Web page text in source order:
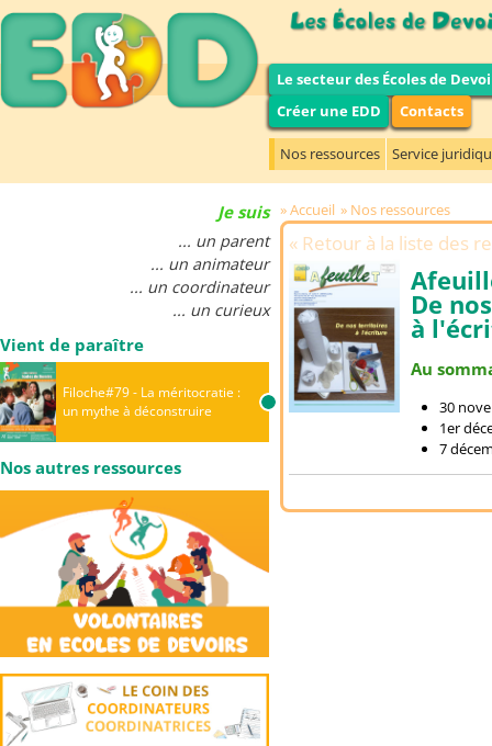
Le secteur des Écoles de
Créer une EDD
Contacts
Nos ressources Service
Je suis
... un parent
... un animateur
... un coordinateur
... un curieux
Vient de paraître
Filoche#79 - La méritocratie :
un mythe à déconstruire
Nos autres ressources
Accueil Nos ressources
Retour à la liste des
De
à
Au
30
1er
7